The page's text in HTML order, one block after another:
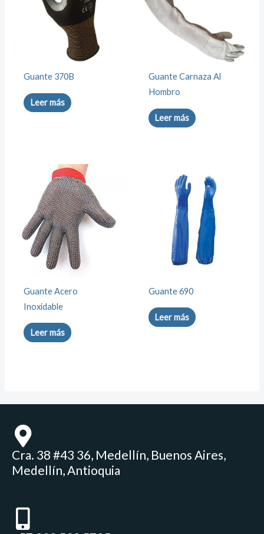
Guante 370B
Leer más
Guante Carnaza Al
Hombro
Leer más
Guante Acero
Inoxidable
Leer más
Guante 690
Leer más
Cra. 38 #43 36, Medellín, Buenos Aires,
Medellín, Antioquia